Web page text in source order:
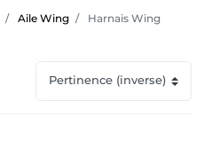
Aile Wing Harnais Wing